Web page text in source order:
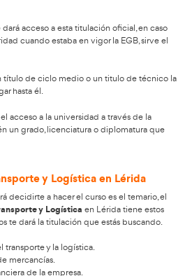
te prepara para un futuro
superior enTransporte y
que más empleo genera y
provincia necesita personal.
remunerado, la formación es
del Transportista te están
desde casa con un curso
al FP Transporte y